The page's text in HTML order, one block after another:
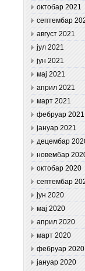
октобар 2021
септембар
август 2021
јул 2021
јун 2021
мај 2021
април 2021
март 2021
фебруар 2021
јануар 2021
децембар
новембар
октобар 2020
септембар
јун 2020
мај 2020
април 2020
март 2020
фебруар 2020
јануар 2020